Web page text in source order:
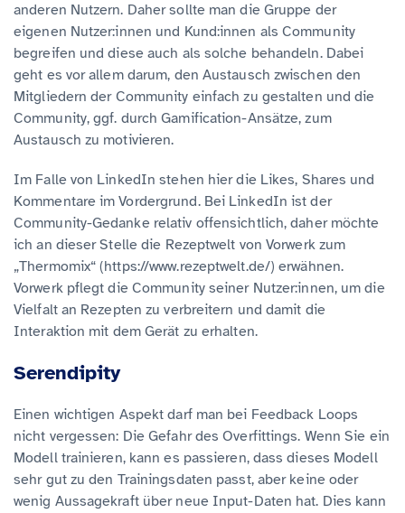
anderen Nutzern. Daher sollte man die Gruppe der
eigenen Nutzer:innen und Kund:innen als Community
begreifen und diese auch als solche behandeln. Dabei
geht es vor allem darum, den Austausch zwischen den
Mitgliedern der Community einfach zu gestalten und die
Community, ggf. durch Gamification-Ansätze, zum
Austausch zu motivieren.
Im Falle von LinkedIn stehen hier die Likes, Shares und
Kommentare im Vordergrund. Bei LinkedIn ist der
Community-Gedanke relativ offensichtlich, daher möchte
ich an dieser Stelle die Rezeptwelt von Vorwerk zum
„Thermomix“ (https://www.rezeptwelt.de/) erwähnen.
Vorwerk pflegt die Community seiner Nutzer:innen, um die
Vielfalt an Rezepten zu verbreitern und damit die
Interaktion mit dem Gerät zu erhalten.
Serendipity
Einen wichtigen Aspekt darf man bei Feedback Loops
nicht vergessen: Die Gefahr des Overfittings. Wenn Sie ein
Modell trainieren, kann es passieren, dass dieses Modell
sehr gut zu den Trainingsdaten passt, aber keine oder
wenig Aussagekraft über neue Input-Daten hat. Dies kann